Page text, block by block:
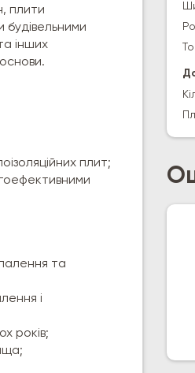
плити
інших
плит;
та
і
років;